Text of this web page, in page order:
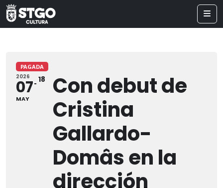
PAGADA
2026
07
MAY
18
Con debut de
Cristina
Gallardo-
Domâs en la
dirección